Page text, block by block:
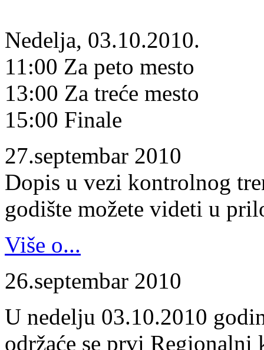
Nedelja, 03.10.2010.
11:00 Za peto mesto
13:00 Za treće mesto
15:00 Finale
27.septembar 2010
Dopis u vezi kontrolnog
godište možete videti u
Više o...
26.septembar 2010
U nedelju 03.10.2010
održaće se prvi